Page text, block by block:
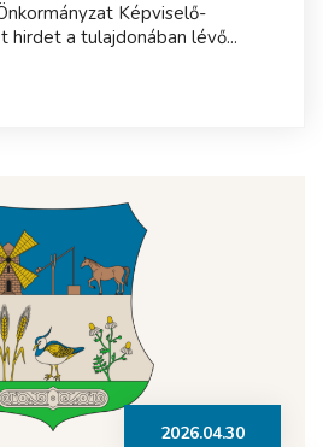
Képviselő-
a tulajdonában lévő...
2026.04.30